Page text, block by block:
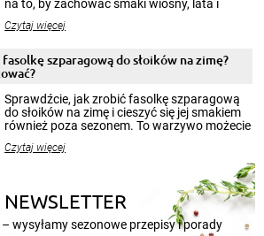
na to, by zachować smaki wiosny, lata i
krajobrazów, by cieszyć nimi oko w sezonie
pełni poczuć atmosferę cieplejszych
miesięcy. Przygotowanie słoików ze
smakowitą zawartością musi obejmować
patenty, które pozwolą zachować świeżość
przetworów.
Czytaj więcej
szparagową do słoików na zimę?
Sprawdźcie, jak zrobić fasolkę szparagową
do słoików na zimę i cieszyć się jej smakiem
również poza sezonem. To warzywo możecie
nasze propozycje!
Czytaj więcej
NEWSLETTER
wysyłamy sezonowe przepisy i porady